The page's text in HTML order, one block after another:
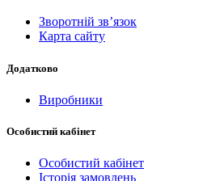
Зворотній зв’язок
Карта сайту
Додатково
Виробники
Особистий кабінет
Особистий кабінет
Історія замовлень